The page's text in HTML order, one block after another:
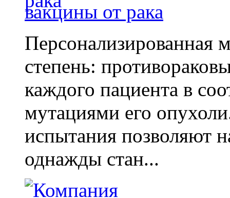
вакцины от рака
Персонализированная
степень:
каждого пациента в
мутациями его
испытания позволяют
однажды стан...